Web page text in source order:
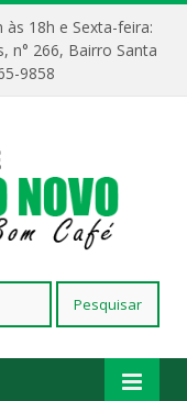
às 18h e Sexta-feira:
n° 266, Bairro Santa
9858